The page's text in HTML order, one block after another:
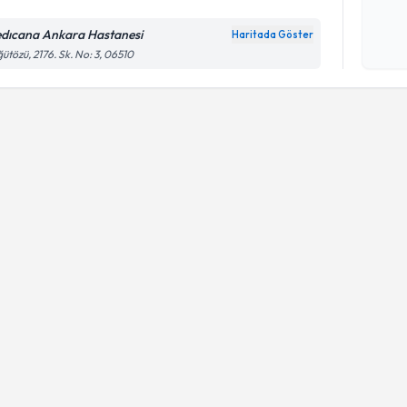
Ankara Hastanesi Haritada Göster
2176. Sk. No: 3, 06510